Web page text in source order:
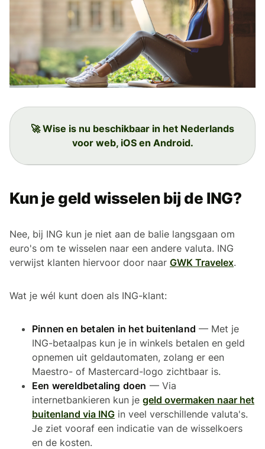
🚀 Wise is nu beschikbaar in het Nederlands
voor web, iOS en Android.
Kun je geld wisselen bij de ING?
Nee, bij ING kun je niet aan de balie langsgaan om
euro's om te wisselen naar een andere valuta. ING
verwijst klanten hiervoor door naar GWK Travelex.
Wat je wél kunt doen als ING-klant:
Pinnen en betalen in het buitenland — Met je
ING-betaalpas kun je in winkels betalen en geld
opnemen uit geldautomaten, zolang er een
Maestro- of Mastercard-logo zichtbaar is.
Een wereldbetaling doen — Via
internetbankieren kun je geld overmaken naar het
buitenland via ING in veel verschillende valuta's.
Je ziet vooraf een indicatie van de wisselkoers
en de kosten.